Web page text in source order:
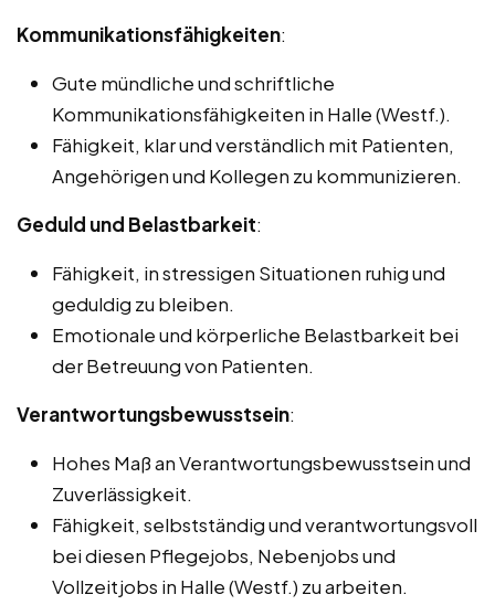
Kommunikationsfähigkeiten:
Gute mündliche und schriftliche
Kommunikationsfähigkeiten in Halle (Westf.).
Fähigkeit, klar und verständlich mit Patienten,
Angehörigen und Kollegen zu kommunizieren.
Geduld und Belastbarkeit:
Fähigkeit, in stressigen Situationen ruhig und
geduldig zu bleiben.
Emotionale und körperliche Belastbarkeit bei
der Betreuung von Patienten.
Verantwortungsbewusstsein:
Hohes Maß an Verantwortungsbewusstsein und
Zuverlässigkeit.
Fähigkeit, selbstständig und verantwortungsvoll
bei diesen Pflegejobs, Nebenjobs und
Vollzeitjobs in Halle (Westf.) zu arbeiten.